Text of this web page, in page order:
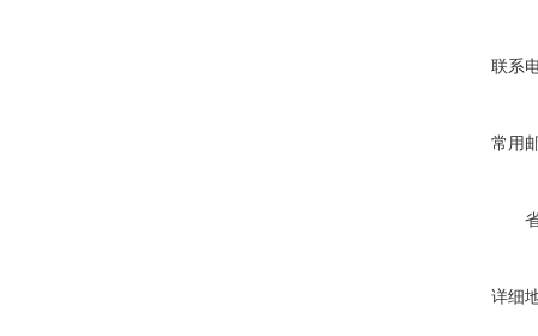
联系
常用
详细